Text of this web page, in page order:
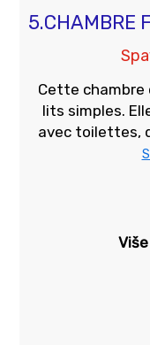
5.CHAMBRE
Cette chambre
lits simples.
avec toilettes,